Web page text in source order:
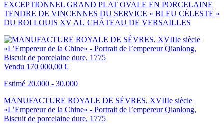
EXCEPTIONNEL GRAND PLAT OVALE EN PORCELAINE
TENDRE DE VINCENNES DU SERVICE « BLEU CÉLESTE »
DU ROI LOUIS XV AU CHÂTEAU DE VERSAILLES
Vendu 170 000,00 €
Estimé 20.000 - 30.000
MANUFACTURE ROYALE DE SÈVRES, XVIIIe siècle
«L’Empereur de la Chine» - Portrait de l’empereur Qianlong,
Biscuit de porcelaine dure, 1775